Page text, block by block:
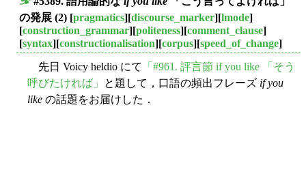
の発展 (2) [pragmatics][discourse_marker][lmode]
[construction_grammar][politeness][comment_clause]
[syntax][constructionalisation][corpus][speed_of_change]
先日 Voicy heldio にて
「#961. 評言節 if you like 「そう
呼びたければ」
と題して，口語の頻出フレーズ if you
like の話題をお届けした．